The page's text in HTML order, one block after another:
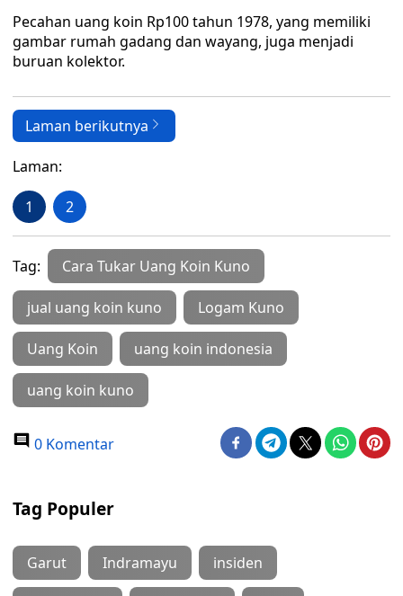
Pecahan uang koin Rp100 tahun 1978, yang memiliki
gambar rumah gadang dan wayang, juga menjadi
buruan kolektor.
Laman berikutnya
Laman:
1 2
Tag: Cara Tukar Uang Koin Kuno
jual uang koin kuno Logam Kuno
Uang Koin uang koin indonesia
uang koin kuno
0 Komentar
Tag Populer
Garut Indramayu insiden